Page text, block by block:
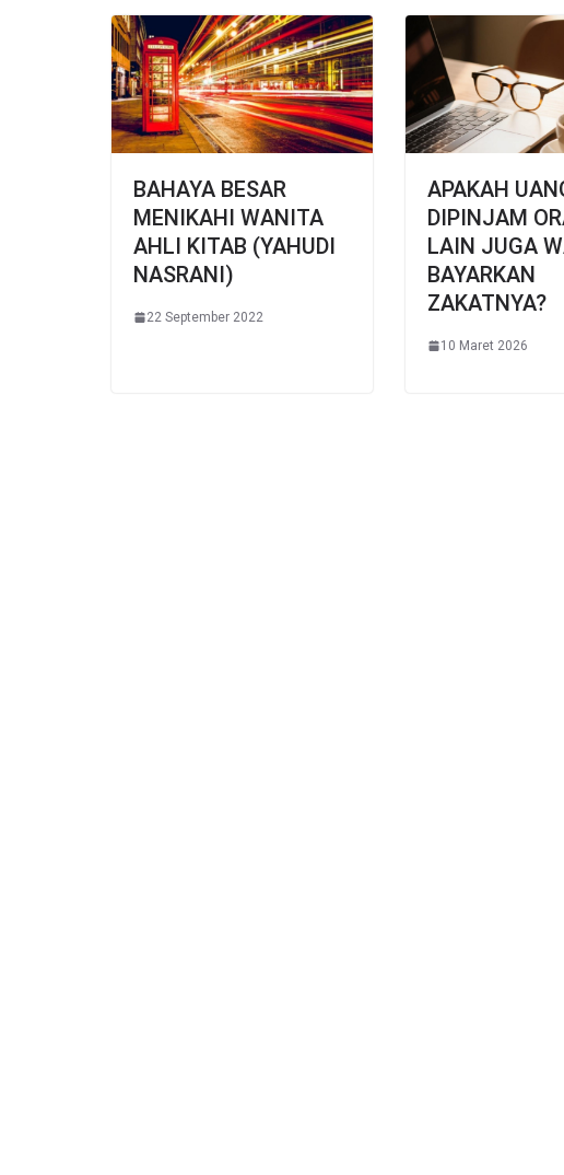
BAHAYA BESAR
MENIKAHI WANITA
AHLI KITAB (YAHUDI
NASRANI)
22 September 2022
APAKAH
DIPINJAM
LAIN JUGA
BAYARKAN
ZAKATNYA?
10 Maret 2026